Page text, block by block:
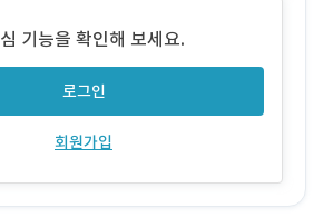
기능을 확인해 보세요.
로그인
회원가입